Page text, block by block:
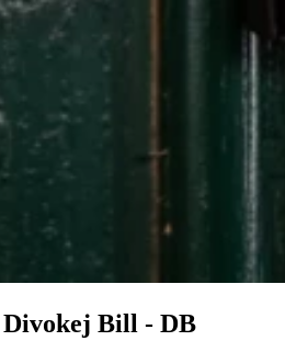
Divokej Bill - DB